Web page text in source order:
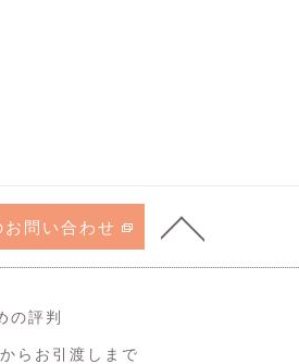
問い合わせ
の評判
らお引渡しまで